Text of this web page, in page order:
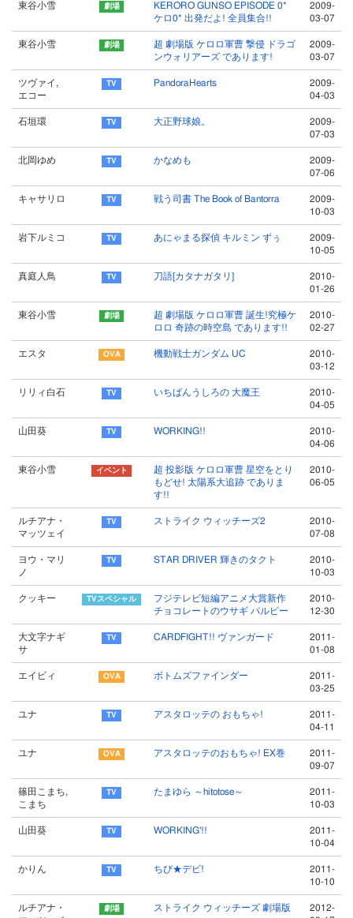
東谷小雪
KERORO GUNSO EPISODE 0*
ケロ0* 出発だよ! 全員集合!!
2009-
03-07
東谷小雪
超 劇場版 ケロロ軍曹 撃侵 ドラゴ
ンウォリアーズ であります!
2009-
03-07
ツヴァイ,
エコー
PandoraHearts
2009-
04-03
石垣環 大正野球娘。
2009-
07-03
北岡ゆめ かなめも
2009-
07-06
キャサリロ 戦う司書 The Book of Bantorra
2009-
10-03
岩下ルミコ あにゃまる探偵 キルミン ずぅ
2009-
10-05
真庭人鳥 刀語[カタナガタリ]
2010-
01-26
東谷小雪
超 劇場版 ケロロ軍曹 誕生!究極ケ
ロロ 奇跡の時空島 であります!!
2010-
02-27
エスタ 機動戦士ガンダム UC
2010-
03-12
リリィ白石 いちばんうしろの 大魔王
2010-
04-05
山田葵 WORKING!!
2010-
04-06
東谷小雪
超 投影版 ケロロ軍曹 星空をとり
もどせ! 太陽系大追跡 でありま
す!!
2010-
06-05
ルチアナ・
マッツェイ
ストライク ウィッチーズ2
2010-
07-08
ヨウ・マリ
ノ
STAR DRIVER 輝きのタクト
2010-
10-03
クッキー
フジテレビ短編アニメ大賞新作
チョコレートのウサギ パルピー
2010-
12-30
大文字ナギ
サ
CARDFIGHT!! ヴァンガード
2011-
01-08
エイビィ ボトムズファインダー
2011-
03-25
ユナ アスタロッテの おもちゃ!
2011-
04-11
ユナ アスタロッテのおもちゃ! EX巻
2011-
09-07
篠田こまち,
こまち
たまゆら ～hitotose～
2011-
10-03
山田葵 WORKING'!!
2011-
10-04
かりん ちび★デビ!
2011-
10-10
ルチアナ・
ストライク ウィッチーズ 劇場版
2012-